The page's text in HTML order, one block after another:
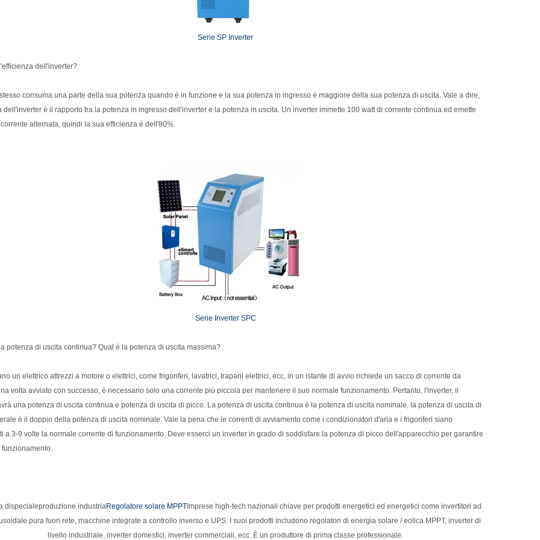
Serie SP Inverter
dell'inverter?
consuma una parte della sua potenza quando è in funzione e la sua potenza in ingresso è maggiore della sua potenza di uscita. Vale a dire,
dell'inverter è il rapporto tra la potenza in ingresso dell'inverter e la potenza in uscita. Un inverter immette 100 watt di corrente continua ed emette
alternata, quindi la sua efficienza è dell'80%.
Serie Inverter SPC
potenza di uscita continua? Qual è la potenza di uscita massima?
un elettrico attrezzi a motore o elettrici, come frigoriferi, lavatrici, trapani elettrici, ecc, in un istante di avvio richiede un sacco di corrente da
volta avviato con successo, è necessario solo una corrente più piccola per mantenere il suo normale funzionamento. Pertanto, l'inverter, il
una potenza di uscita continua e potenza di uscita di picco. La potenza di uscita continua è la potenza di uscita nominale, la potenza di uscita di
è il doppio della potenza di uscita nominale. Vale la pena che le correnti di avviamento come i condizionatori d'aria e i frigoriferi siano
a 3-9 volte la normale corrente di funzionamento. Deve esserci un inverter in grado di soddisfare la potenza di picco dell'apparecchio per garantire
dispecialeproduzione industriaRegolatore solare MPPTImprese high-tech nazionali chiave per prodotti energetici ed energetici come invertitori ad
pura fuori rete, macchine integrate a controllo inverso e UPS. I suoi prodotti includono regolatori di energia solare / eolica MPPT, inverter di
livello industriale, inverter domestici, inverter commerciali, ecc. È un produttore di prima classe professionale.